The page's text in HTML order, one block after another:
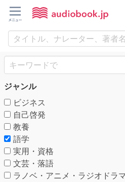
ジャンル
ビジネス
自己啓発
教養
語学
実用・資格
文芸・落語
ラノベ・アニメ・ラジオドラ